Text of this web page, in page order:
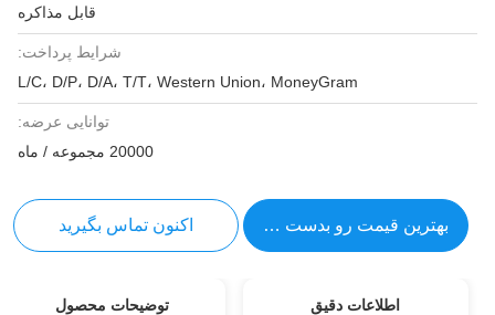
قابل مذاکره
شرایط پرداخت:
L/C، D/P، D/A، T/T، Western Union، MoneyGram
توانایی عرضه:
20000 مجموعه / ماه
بهترین قیمت رو بدست بیار اکنون تماس بگیرید
اطلاعات دقیق توضیحات محصول